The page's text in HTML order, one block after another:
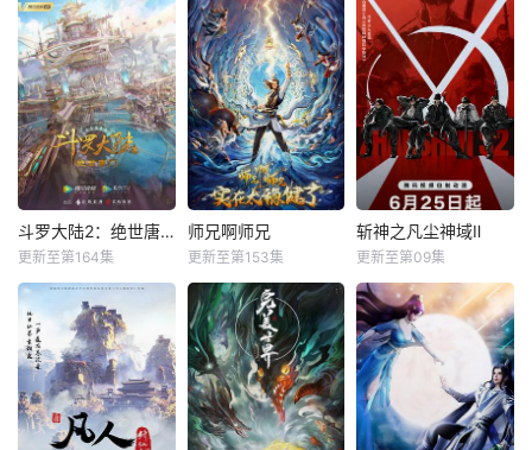
斗罗大陆2：绝世唐门
更新至第164集
师兄啊师兄
更新至第153集
斩神之凡尘神域Ⅱ
更新至第09集